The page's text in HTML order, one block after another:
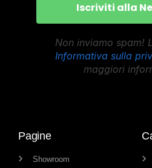
Non inviamo spam!
Informativa sulla
maggiori
Pagine
Showroom